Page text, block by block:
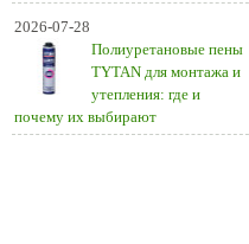
2026-07-28
Полиуретановые пены
TYTAN для монтажа и
утепления: где и
почему их выбирают